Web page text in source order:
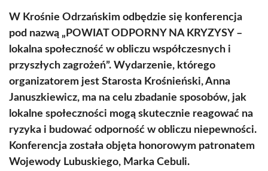
W Krośnie Odrzańskim odbędzie się konferencja
pod nazwą „POWIAT ODPORNY NA KRYZYSY –
lokalna społeczność w obliczu współczesnych i
przyszłych zagrożeń”. Wydarzenie, którego
organizatorem jest Starosta Krośnieński, Anna
Januszkiewicz, ma na celu zbadanie sposobów, jak
lokalne społeczności mogą skutecznie reagować na
ryzyka i budować odporność w obliczu niepewności.
Konferencja została objęta honorowym patronatem
Wojewody Lubuskiego, Marka Cebuli.